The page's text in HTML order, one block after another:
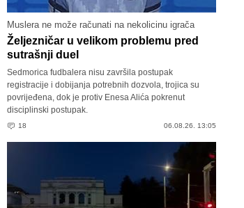
Muslera ne može računati na nekolicinu igrača
Željezničar u velikom problemu pred
sutrašnji duel
Sedmorica fudbalera nisu završila postupak
registracije i dobijanja potrebnih dozvola, trojica su
povrijeđena, dok je protiv Enesa Alića pokrenut
disciplinski postupak.
18 06.08.26. 13:05